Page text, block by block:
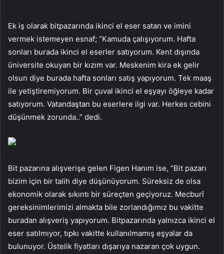
Ek iş olarak bitpazarında ikinci el eser satan ve imini
vermek istemeyen esnaf; “Kamuda çalışıyorum. Hafta
sonları burada ikinci el eserler satıyorum. Kent dışında
üniversite okuyan bir kızım var. Meskenim kira ek gelir
olsun diye burada hafta sonları satış yapıyorum. Tek maaş
ile yetiştiremiyorum. Bir çuval ikinci el eşyayı öğleye kadar
satıyorum. Vatandaştan bu eserlere ilgi var. Herkes cebini
düşünmek zorunda..” dedi.
Bit pazarına alışverişe gelen Figen Hanım ise, “Bit pazarı
bizim için bir talih diye düşünüyorum. Süreksiz de olsa
ekonomik olarak sıkıntı bir süreçten geçiyoruz. Mecburî
gereksinimlerimizi almakta bile zorlandığımız bu vakitte
buradan alışveriş yapıyorum. Bitpazarında yalnızca ikinci el
eser satılmıyor, tıpkı vakitte kullanılmamış eşyalar da
bulunuyor. Üstelik fiyatları dışarıya nazaran çok uygun.